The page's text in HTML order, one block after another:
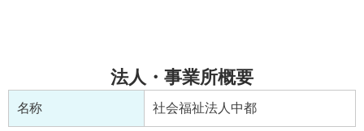
法人・事業所概要
名称 社会福祉法人中都